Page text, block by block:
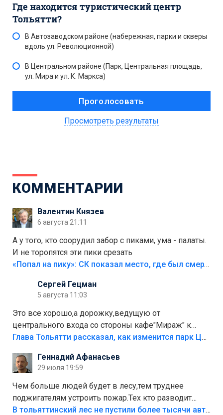
Где находится туристический центр
Тольятти?
В Автозаводском районе (набережная, парки и скверы
вдоль ул. Революционной)
В Центральном районе (Парк, Центральная площадь,
ул. Мира и ул. К. Маркса)
Просмотреть результаты
КОММЕНТАРИИ
Валентин Князев
6 августа 21:11
А у того, кто соорудил забор с пиками, ума - палаты.
И не торопятся эти пики срезать
«Попал на пику»: СК показал место, где был смертельно травмирован ребенок в Тольятти
Сергей Гецман
5 августа 11:03
Это все хорошо,а дорожку,ведущую от
центрального входа со стороны кафе"Мираж" к
аттракционам слабо доделать?А то бордюры
лежала в парке и испортилась.Да еще,видимо,часть
украли.
Глава Тольятти рассказал, как изменится парк Центрального района
Геннадий Афанасьев
29 июля 19:59
Чем больше людей будет в лесу,тем труднее
поджигателям устроить пожар.Тех кто разводит
костры,тех надо безбожно штрафовать.Камер полно
В тольяттинский лес не пустили более тысячи автомобилей